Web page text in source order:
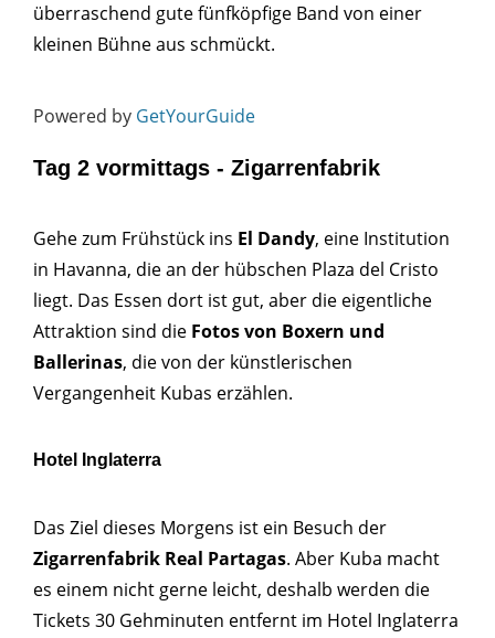
überraschend gute fünfköpfige Band von einer
kleinen Bühne aus schmückt.
Powered by GetYourGuide
Tag 2 vormittags - Zigarrenfabrik
Gehe zum Frühstück ins El Dandy, eine Institution
in Havanna, die an der hübschen Plaza del Cristo
liegt. Das Essen dort ist gut, aber die eigentliche
Attraktion sind die Fotos von Boxern und
Ballerinas, die von der künstlerischen
Vergangenheit Kubas erzählen.
Hotel Inglaterra
Das Ziel dieses Morgens ist ein Besuch der
Zigarrenfabrik Real Partagas. Aber Kuba macht
es einem nicht gerne leicht, deshalb werden die
Tickets 30 Gehminuten entfernt im Hotel Inglaterra